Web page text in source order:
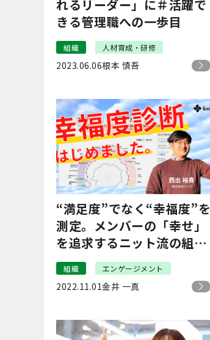
れるリーダー」に＃活躍で
きる管理職への一歩目
組織 人材育成・研修
2023.06.06根本 慎吾
“満足度”でなく“幸福度”を
測定。メンバーの「幸せ」
を追求するニット流の組織
づくり
組織 エンゲージメント
2022.11.01金井 一真